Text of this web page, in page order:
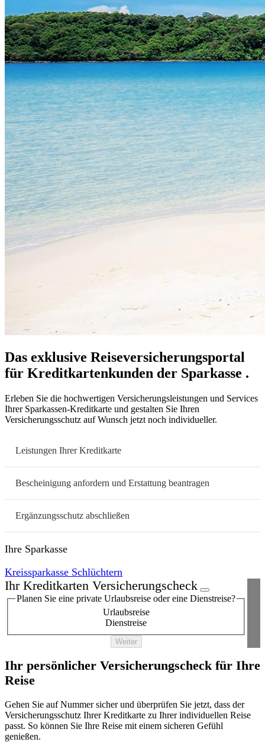
Das exklusive Reiseversicherungsportal
für Kreditkartenkunden der Sparkasse .
Erleben Sie die hochwertigen Versicherungsleistungen und Services
Ihrer Sparkassen-Kreditkarte und gestalten Sie Ihren
Versicherungsschutz auf Wunsch jetzt noch individueller.
Leistungen Ihrer Kreditkarte
Bescheinigung anfordern und Erstattung beantragen
Ergänzungsschutz abschließen
Ihre Sparkasse
Kreissparkasse Schlüchtern
Ihr Kreditkarten Versicherungscheck
Planen Sie eine private Urlaubsreise oder eine Dienstreise?
Urlaubsreise
Dienstreise
Weiter
Ihr persönlicher Versicherungscheck für Ihre
Reise
Gehen Sie auf Nummer sicher und überprüfen Sie jetzt, dass der
Versicherungsschutz Ihrer Kreditkarte zu Ihrer individuellen Reise
passt. So können Sie Ihre Reise mit einem sicheren Gefühl
genießen.